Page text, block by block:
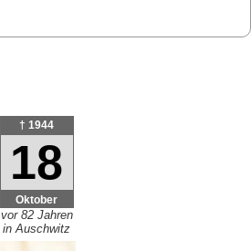
† 1944
18
Oktober
vor 82 Jahren
in Auschwitz